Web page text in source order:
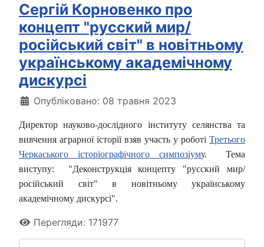
Сергій Корновенко про
концепт "русский мир/
російський світ" в новітньому
українському академічному
дискурсі
Опубліковано: 08 травня 2023
Директор науково-дослідного інституту селянства та
вивчення аграрної історії взяв участь у роботі Третього
Черкаського історіографічного симпозіуму. Тема
виступу: "Деконструкція концепту "русский мир/
російський світ" в новітньому українському
академічному дискурсі".
Перегляди: 171977